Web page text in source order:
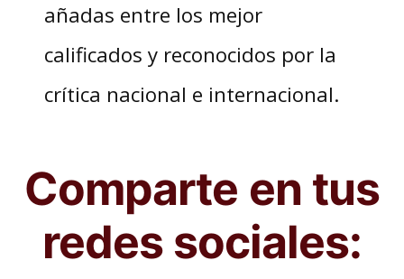
añadas entre los mejor
calificados y reconocidos por la
crítica nacional e internacional.
Comparte en tus
redes sociales: